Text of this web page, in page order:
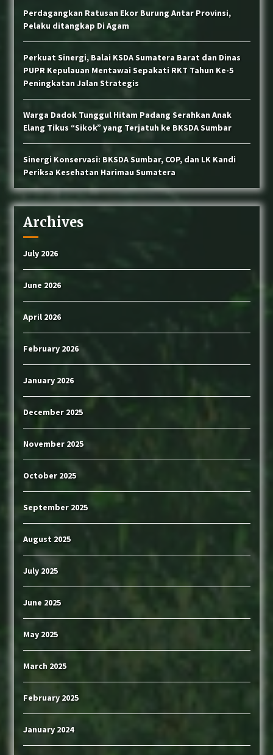
Perdagangkan Ratusan Ekor Burung Antar Provinsi,
Pelaku ditangkap Di Agam
Perkuat Sinergi, Balai KSDA Sumatera Barat dan Dinas
PUPR Kepulauan Mentawai Sepakati RKT Tahun Ke-5
Peningkatan Jalan Strategis
Warga Dadok Tunggul Hitam Padang Serahkan Anak
Elang Tikus “Sikok” yang Terjatuh ke BKSDA Sumbar
Sinergi Konservasi: BKSDA Sumbar, COP, dan LK Kandi
Periksa Kesehatan Harimau Sumatera
Archives
July 2026
June 2026
April 2026
February 2026
January 2026
December 2025
November 2025
October 2025
September 2025
August 2025
July 2025
June 2025
May 2025
March 2025
February 2025
January 2024